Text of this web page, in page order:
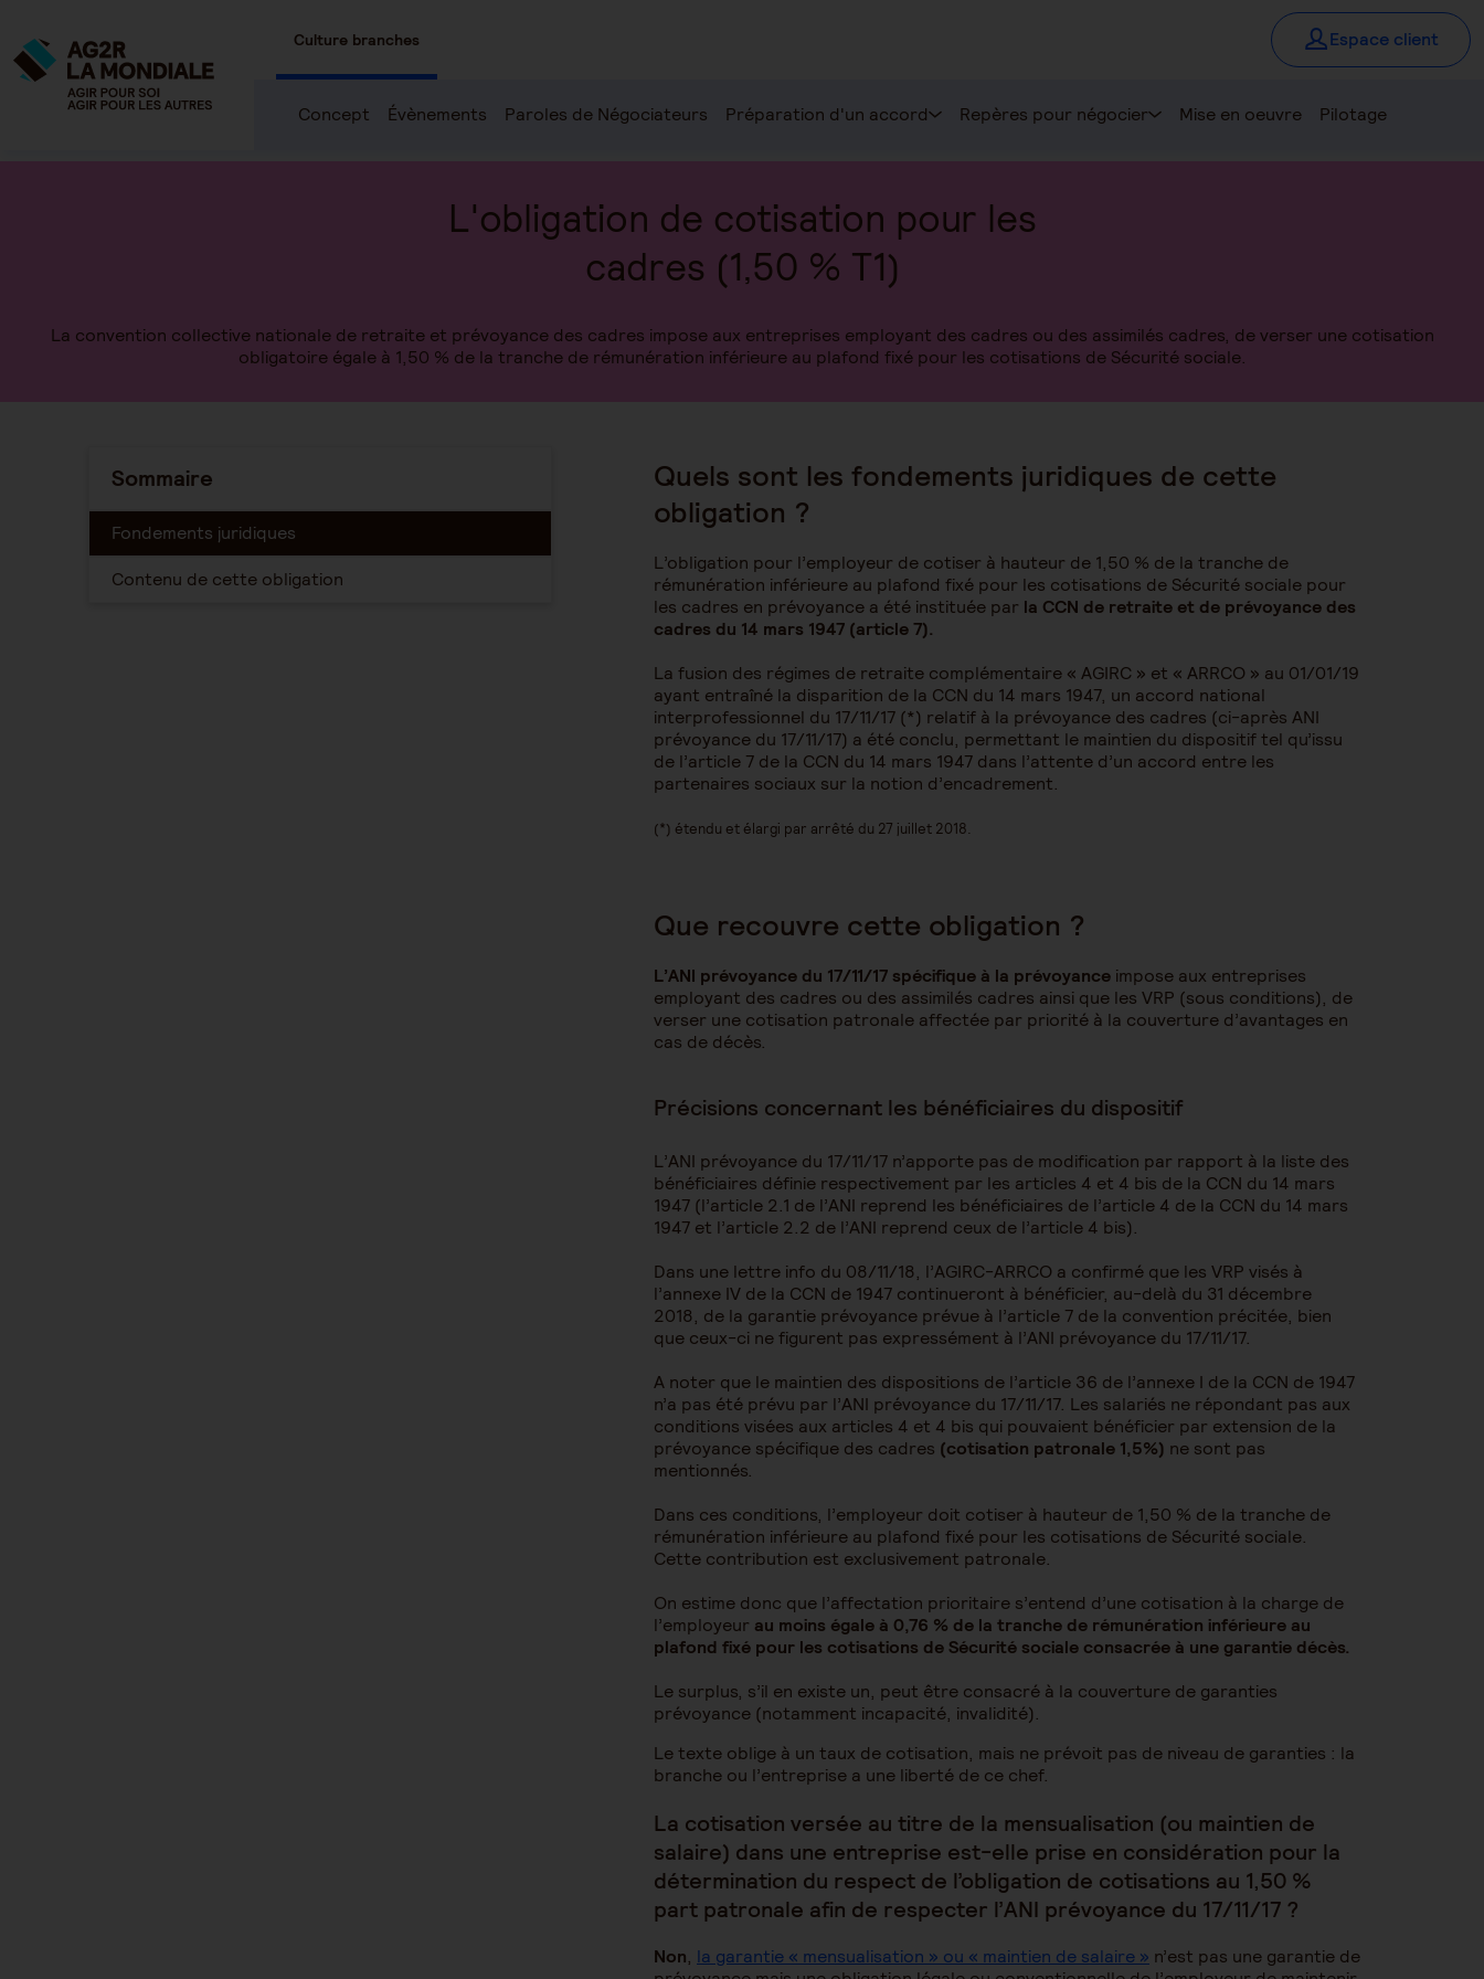
Culture branches Espace client
Concept Évènements Paroles de Négociateurs Préparation d'un accord Repères pour négocier Mise en oeuvre Pilotage
L'obligation de cotisation pour les
cadres (1,50 % T1)
La convention collective nationale de retraite et prévoyance des cadres impose aux entreprises employant des cadres ou des assimilés cadres, de verser une cotisation
obligatoire égale à 1,50 % de la tranche de rémunération inférieure au plafond fixé pour les cotisations de Sécurité sociale.
Sommaire
Fondements juridiques
Contenu de cette obligation
Quels sont les fondements juridiques de cette
obligation ?
L’obligation pour l’employeur de cotiser à hauteur de 1,50 % de la tranche de
rémunération inférieure au plafond fixé pour les cotisations de Sécurité sociale pour
les cadres en prévoyance a été instituée par la CCN de retraite et de prévoyance des
cadres du 14 mars 1947 (article 7).
La fusion des régimes de retraite complémentaire « AGIRC » et « ARRCO » au 01/01/19
ayant entraîné la disparition de la CCN du 14 mars 1947, un accord national
interprofessionnel du 17/11/17 (*) relatif à la prévoyance des cadres (ci-après ANI
prévoyance du 17/11/17) a été conclu, permettant le maintien du dispositif tel qu’issu
de l’article 7 de la CCN du 14 mars 1947 dans l’attente d’un accord entre les
partenaires sociaux sur la notion d’encadrement.
(*) étendu et élargi par arrêté du 27 juillet 2018.
Que recouvre cette obligation ?
L’ANI prévoyance du 17/11/17 spécifique à la prévoyance impose aux entreprises
employant des cadres ou des assimilés cadres ainsi que les VRP (sous conditions), de
verser une cotisation patronale affectée par priorité à la couverture d’avantages en
cas de décès.
Précisions concernant les bénéficiaires du dispositif
L’ANI prévoyance du 17/11/17 n’apporte pas de modification par rapport à la liste des
bénéficiaires définie respectivement par les articles 4 et 4 bis de la CCN du 14 mars
1947 (l’article 2.1 de l’ANI reprend les bénéficiaires de l’article 4 de la CCN du 14 mars
1947 et l’article 2.2 de l’ANI reprend ceux de l’article 4 bis).
Dans une lettre info du 08/11/18, l’AGIRC-ARRCO a confirmé que les VRP visés à
l’annexe IV de la CCN de 1947 continueront à bénéficier, au-delà du 31 décembre
2018, de la garantie prévoyance prévue à l’article 7 de la convention précitée, bien
que ceux-ci ne figurent pas expressément à l’ANI prévoyance du 17/11/17.
A noter que le maintien des dispositions de l’article 36 de l’annexe I de la CCN de 1947
n’a pas été prévu par l’ANI prévoyance du 17/11/17. Les salariés ne répondant pas aux
conditions visées aux articles 4 et 4 bis qui pouvaient bénéficier par extension de la
prévoyance spécifique des cadres (cotisation patronale 1,5%) ne sont pas
mentionnés.
Dans ces conditions, l’employeur doit cotiser à hauteur de 1,50 % de la tranche de
rémunération inférieure au plafond fixé pour les cotisations de Sécurité sociale.
Cette contribution est exclusivement patronale.
On estime donc que l’affectation prioritaire s’entend d’une cotisation à la charge de
l’employeur au moins égale à 0,76 % de la tranche de rémunération inférieure au
plafond fixé pour les cotisations de Sécurité sociale consacrée à une garantie décès.
Le surplus, s’il en existe un, peut être consacré à la couverture de garanties
prévoyance (notamment incapacité, invalidité).
Le texte oblige à un taux de cotisation, mais ne prévoit pas de niveau de garanties : la
branche ou l’entreprise a une liberté de ce chef.
La cotisation versée au titre de la mensualisation (ou maintien de
salaire) dans une entreprise est-elle prise en considération pour la
détermination du respect de l’obligation de cotisations au 1,50 %
part patronale afin de respecter l’ANI prévoyance du 17/11/17 ?
Non, la garantie « mensualisation » ou « maintien de salaire » n’est pas une garantie de